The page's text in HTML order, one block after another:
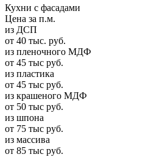
Кухни с фасадами
Цена за п.м.
из ДСП
от 40 тыс. руб.
из пленочного МДФ
от 45 тыс руб.
из пластика
от 45 тыс руб.
из крашеного МДФ
от 50 тыс руб.
из шпона
от 75 тыс руб.
из массива
от 85 тыс руб.